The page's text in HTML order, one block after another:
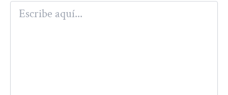
Escribe
aquí...